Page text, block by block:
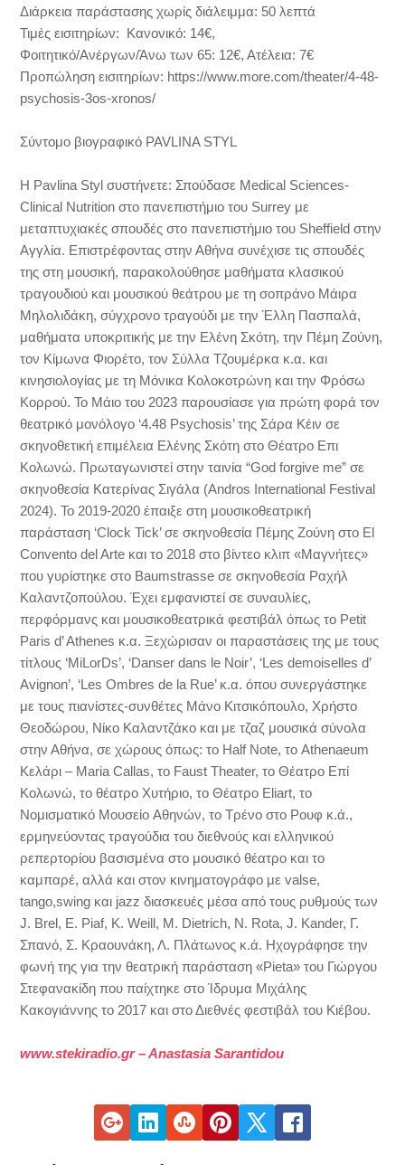
Διάρκεια παράστασης χωρίς διάλειμμα: 50 λεπτά
Τιμές εισιτηρίων: Κανονικό: 14€,
Φοιτητικό/Ανέργων/Άνω των 65: 12€, Ατέλεια: 7€
Προπώληση εισιτηρίων: https://www.more.com/theater/4-48-
psychosis-3os-xronos/
Σύντομο βιογραφικό PAVLINA STYL
Η Pavlina Styl συστήνετε: Σπούδασε Medical Sciences-
Clinical Nutrition στο πανεπιστήμιο του Surrey με
μεταπτυχιακές σπουδές στο πανεπιστήμιο του Sheffield στην
Αγγλία. Επιστρέφοντας στην Αθήνα συνέχισε τις σπουδές
της στη μουσική, παρακολούθησε μαθήματα κλασικού
τραγουδιού και μουσικού θεάτρου με τη σοπράνο Μάιρα
Μηλολιδάκη, σύγχρονο τραγούδι με την Έλλη Πασπαλά,
μαθήματα υποκριτικής με την Ελένη Σκότη, την Πέμη Ζούνη,
τον Κίμωνα Φιορέτο, τον Σύλλα Τζουμέρκα κ.α. και
κινησιολογίας με τη Mόνικα Κολοκοτρώνη και την Φρόσω
Κορρού. Το Μάιο του 2023 παρουσίασε για πρώτη φορά τον
θεατρικό μονόλογο ‘4.48 Psychosis’ της Σάρα Κέιν σε
σκηνοθετική επιμέλεια Ελένης Σκότη στο Θέατρο Επι
Κολωνώ. Πρωταγωνιστεί στην ταινία “God forgive me” σε
σκηνοθεσία Κατερίνας Σιγάλα (Andros International Festival
2024). Το 2019-2020 έπαιξε στη μουσικοθεατρική
παράσταση ‘Clock Tick’ σε σκηνοθεσία Πέμης Ζούνη στο El
Convento del Arte και το 2018 στο βίντεο κλιπ «Mαγνήτες»
που γυρίστηκε στο Baumstrasse σε σκηνοθεσία Ραχήλ
Καλαντζοπούλου. Έχει εμφανιστεί σε συναυλίες,
περφόρμανς και μουσικοθεατρικά φεστιβάλ όπως το Petit
Paris d’ Athenes κ.α. Ξεχώρισαν οι παραστάσεις της με τους
τίτλους ‘MiLorDs’, ‘Danser dans le Noir’, ‘Les demoiselles d’
Avignon’, ‘Les Ombres de la Rue’ κ.α. όπου συνεργάστηκε
με τους πιανίστες-συνθέτες Mάνο Κιτσικόπουλο, Χρήστο
Θεοδώρου, Νίκο Καλαντζάκο και με τζαζ μουσικά σύνολα
στην Αθήνα, σε χώρους όπως: το Ηalf Note, το Athenaeum
Kελάρι – Maria Callas, το Faust Theater, το Θέατρο Επί
Κολωνώ, το θέατρο Χυτήριο, το Θέατρο Εliart, το
Νομισματικό Μουσείο Aθηνών, το Τρένο στο Ρουφ κ.ά.,
ερμηνεύοντας τραγούδια του διεθνούς και ελληνικού
ρεπερτορίου βασισμένα στο μουσικό θέατρο και το
καμπαρέ, αλλά και στον κινηματογράφο με valse,
tango,swing και jazz διασκευές μέσα από τους ρυθμούς των
J. Brel, Ε. Piaf, Κ. Weill, Μ. Dietrich, Ν. Rota, J. Kander, Γ.
Σπανό, Σ. Κραουνάκη, Λ. Πλάτωνος κ.ά. Ηχογράφησε την
φωνή της για την θεατρική παράσταση «Pieta» του Γιώργου
Στεφανακίδη που παίχτηκε στο Ίδρυμα Μιχάλης
Κακογιάννης το 2017 και στο Διεθνές φεστιβάλ του Κιέβου.
www.stekiradio.gr – Anastasia Sarantidou